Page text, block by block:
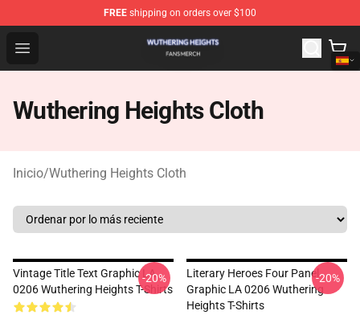
FREE shipping on orders over $100
Open menu
Wuthering Heights Shop - Official Wuthering Heights
Wuthering Heights Cloth
Inicio/Wuthering Heights Cloth
Vintage Title Text Graphic LA
0206 Wuthering Heights T-Shirts
-20%
Literary Heroes Four Panel
Graphic LA 0206 Wuthering
Heights T-Shirts
-20%